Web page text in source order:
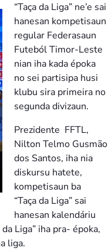
“Taça da Liga” ne’e sai
hanesan kompetisaun
regular Federasaun
Futeból Timor-Leste
nian iha kada époka
no sei partisipa husi
klubu sira primeira no
segunda divizaun.
Prezidente FFTL,
Nilton Telmo Gusmão
dos Santos, iha nia
diskursu hatete,
kompetisaun ba
“Taça da Liga” sai
hanesan kalendáriu
Liga” iha pra- époka,
liga.